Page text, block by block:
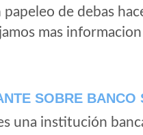
de debas
mas
SOBRE BANCO
una institución